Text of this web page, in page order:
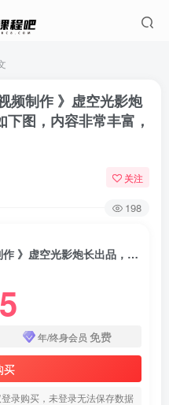
频制作 》虚空光影炮
图，内容非常丰富，
关注
198
《Fcpx核心技术剪辑调色视频制作 》虚空光影炮长出品，共计47节，课表如下图，内容非常丰富，有配套素材
年/终身会员 免费
买
录购买，未登录无法保存数据